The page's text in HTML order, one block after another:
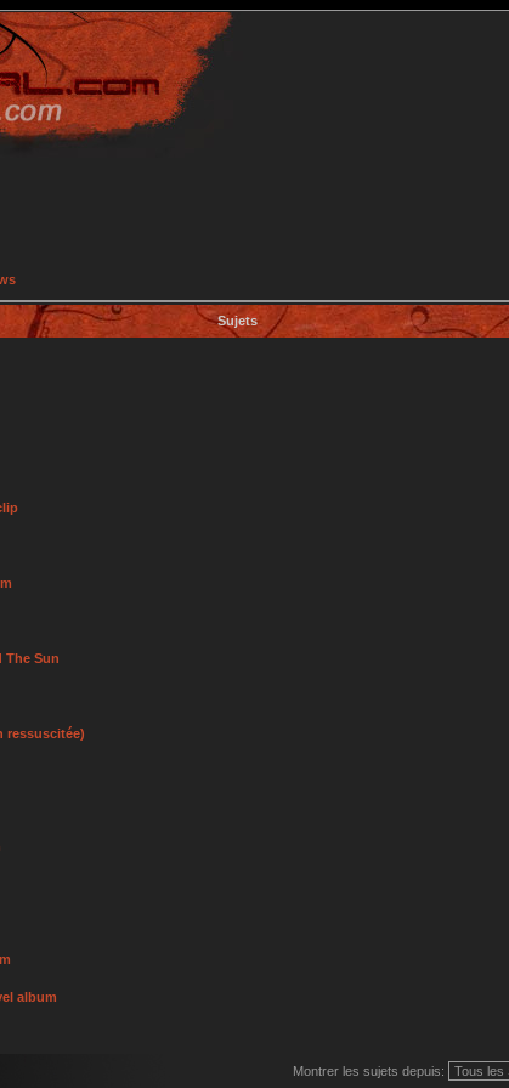
Sujets
The Sun
ressuscitée)
album
Montrer les sujets depuis: